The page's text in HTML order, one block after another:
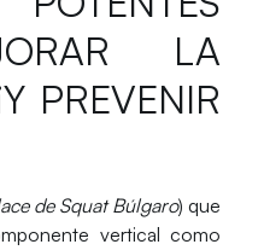
LA
PREVENIR
de Squat Búlgaro) que
vertical como